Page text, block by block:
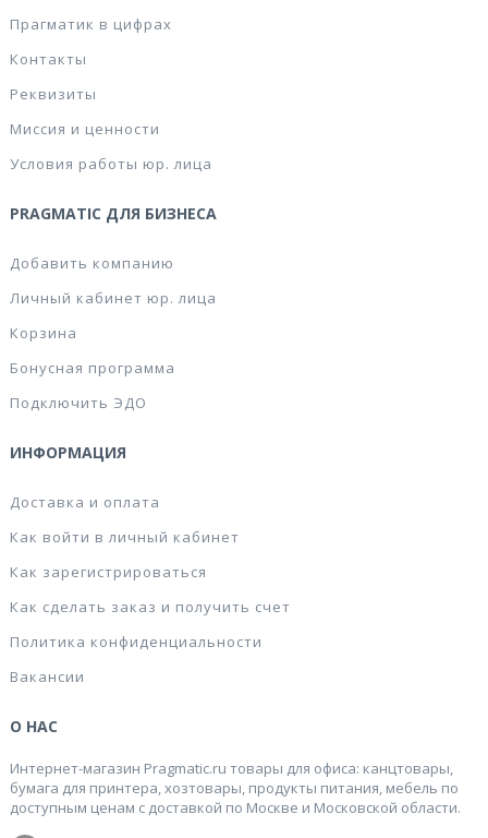
Прагматик в цифрах
Контакты
Реквизиты
Миссия и ценности
Условия работы юр. лица
PRAGMATIC ДЛЯ БИЗНЕСА
Добавить компанию
Личный кабинет юр. лица
Корзина
Бонусная программа
Подключить ЭДО
ИНФОРМАЦИЯ
Доставка и оплата
Как войти в личный кабинет
Как зарегистрироваться
Как сделать заказ и получить счет
Политика конфиденциальности
Вакансии
О НАС
Интернет-магазин Pragmatic.ru товары для офиса: канцтовары,
бумага для принтера, хозтовары, продукты питания, мебель по
доступным ценам с доставкой по Москве и Московской области.